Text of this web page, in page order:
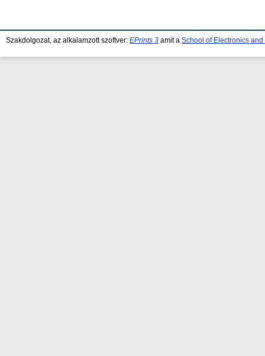
Szakdolgozat, az alkalamzott szoftver: EPrints 3 amit a School of Electronics